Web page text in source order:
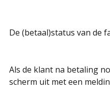
De (betaal)status van de
Als de klant na betaling
scherm uit met een